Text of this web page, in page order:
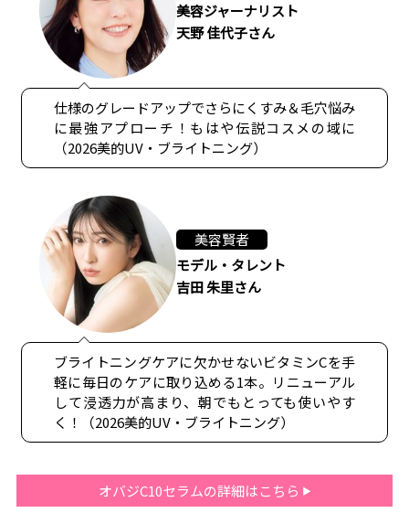
美容ジャーナリスト
天野 佳代子さん
仕様のグレードアップでさらにくすみ＆毛穴悩み
に最強アプローチ！もはや伝説コスメの域に
（2026美的UV・ブライトニング）
美容賢者
モデル・タレント
吉田 朱里さん
ブライトニングケアに欠かせないビタミンCを手
軽に毎日のケアに取り込める1本。リニューアル
して浸透力が高まり、朝でもとっても使いやす
く！（2026美的UV・ブライトニング）
オバジC10セラムの詳細はこちら